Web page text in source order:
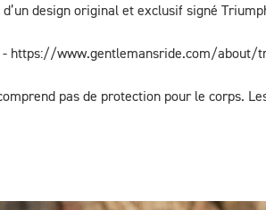
design original et exclusif signé
- https://www.gentlemansride.com/about/
pas de protection pour le corps.